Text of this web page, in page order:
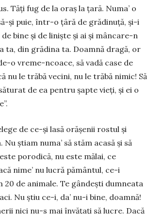
Tăți fug de la oraș la țară. Numa’ o
și puie, într-o țâră de gră­dinuță, și-i
bine și de liniște și ai și mân­care-n
ta, din grădina ta. Doamnă dragă, or
o vreme-ncoace, să vadă case de
nu le trăbă vecini, nu le trăbă nimic! Să
de ea pen­tru șapte vieți, și ei o
de ce-și lasă orășenii ros­­tul și
știam numa’ să stăm acasă și să
porodică, nu este mălai, ce
nime’ nu lucră pământul, ce-i
20 de animale. Te gândești dum­neata
Nu știu ce-i, da’ nu-i bine, doam­nă!
nici nu-s mai învățați să lucre. Dacă